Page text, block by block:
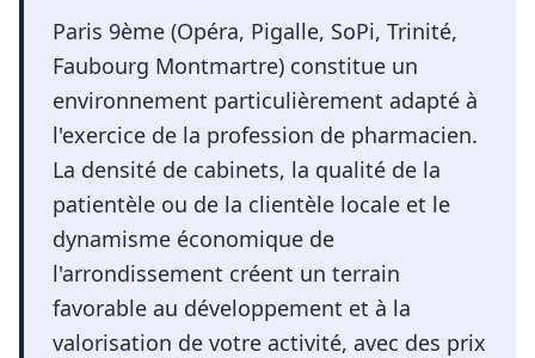
Paris 9ème (Opéra, Pigalle, SoPi, Trinité,
Faubourg Montmartre) constitue un
environnement particulièrement adapté à
l'exercice de la profession de pharmacien.
La densité de cabinets, la qualité de la
patientèle ou de la clientèle locale et le
dynamisme économique de
l'arrondissement créent un terrain
favorable au développement et à la
valorisation de votre activité, avec des prix